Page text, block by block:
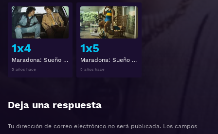
1x4
Maradona: Sueño bendito 1x4
5 años hace
Ver
1x5
Maradona: Sueño bendito 1x5
5 años hace
Deja una respuesta
Tu dirección de correo electrónico no será publicada. Los campos